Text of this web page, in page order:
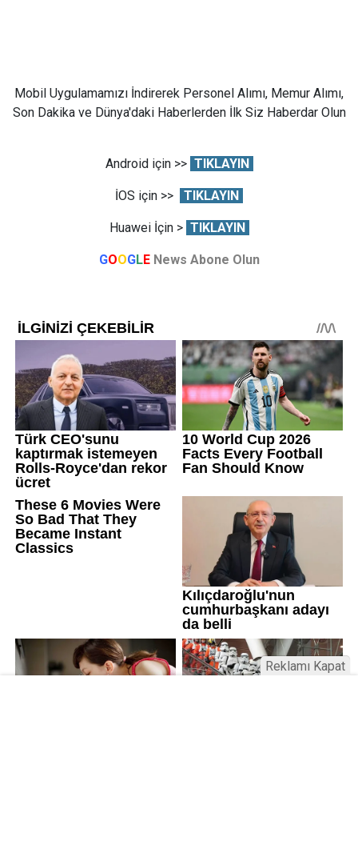
Mobil Uygulamamızı İndirerek Personel Alımı, Memur Alımı,
Son Dakika ve Dünya'daki Haberlerden İlk Siz Haberdar Olun
Android için >> TIKLAYIN
İOS için >> TIKLAYIN
Huawei İçin > TIKLAYIN
GOOGLE News Abone Olun
Reklamı Kapat